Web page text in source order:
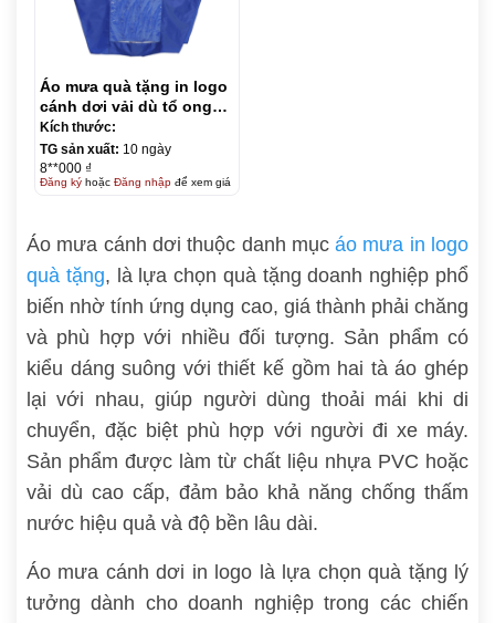
Áo mưa quà tặng in logo
cánh dơi vải dù tổ ong
KQ-AM12
Kích thước:
TG sản xuất: 10 ngày
8**000 ₫
Đăng kýhoặc Đăng nhậpđể xem giá
Áo mưa cánh dơi thuộc danh mụcáo mưa in logo
quà tặng, là lựa chọn quà tặng doanh nghiệp phổ
biến nhờ tính ứng dụng cao, giá thành phải chăng
và phù hợp với nhiều đối tượng. Sản phẩm có
kiểu dáng suông với thiết kế gồm hai tà áo ghép
lại với nhau, giúp người dùng thoải mái khi di
chuyển, đặc biệt phù hợp với người đi xe máy.
Sản phẩm được làm từ chất liệu nhựa PVC hoặc
vải dù cao cấp, đảm bảo khả năng chống thấm
nước hiệu quả và độ bền lâu dài.
Áo mưa cánh dơi in logo là lựa chọn quà tặng lý
tưởng dành cho doanh nghiệp trong các chiến